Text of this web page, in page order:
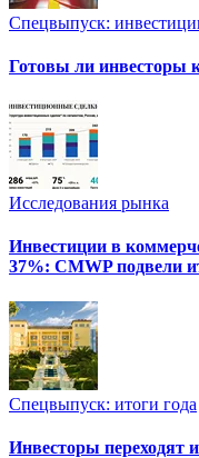
Спецвыпуск:
Готовы ли инвесторы
Исследования рынка
Инвестиции в
37%: CMWP подвели
Спецвыпуск: итоги года
Инвесторы переходят